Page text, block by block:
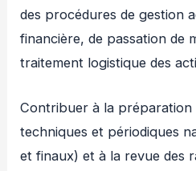
des procédures de gestion
financière, de passation de
traitement logistique des
Contribuer à la
techniques et périodiques
et finaux) et à la revue des